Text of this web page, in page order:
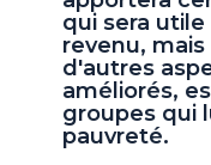
qui sera
revenu,
d'autres
améliorés,
groupes qui
pauvreté.